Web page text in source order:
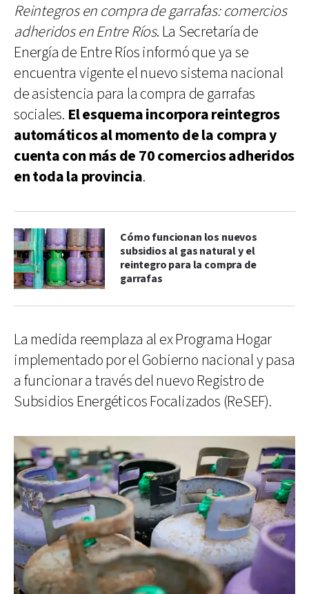
Reintegros en compra de garrafas: comercios
adheridos en Entre Ríos. La Secretaría de
Energía de Entre Ríos informó que ya se
encuentra vigente el nuevo sistema nacional
de asistencia para la compra de garrafas
sociales. El esquema incorpora reintegros
automáticos al momento de la compra y
cuenta con más de 70 comercios adheridos
en toda la provincia.
Cómo funcionan los nuevos
subsidios al gas natural y el
reintegro para la compra de
garrafas
La medida reemplaza al ex Programa Hogar
implementado por el Gobierno nacional y pasa
a funcionar a través del nuevo Registro de
Subsidios Energéticos Focalizados (ReSEF).